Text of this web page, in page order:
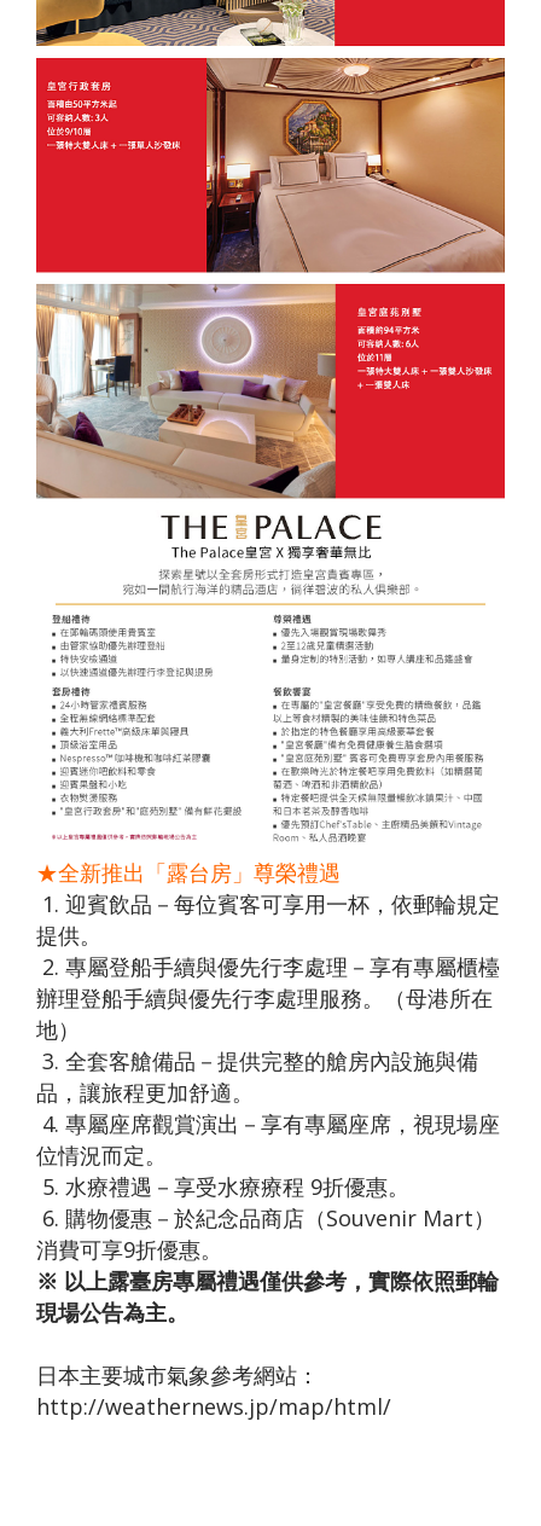
★全新推出「露台房」尊榮禮遇
1. 迎賓飲品－每位賓客可享用一杯，依郵輪規定
提供。
2. 專屬登船手續與優先行李處理－享有專屬櫃檯
辦理登船手續與優先行李處理服務。（母港所在
地）
3. 全套客艙備品－提供完整的艙房內設施與備
品，讓旅程更加舒適。
4. 專屬座席觀賞演出－享有專屬座席，視現場座
位情況而定。
5. 水療禮遇－享受水療療程 9折優惠。
6. 購物優惠－於紀念品商店（Souvenir Mart）
消費可享9折優惠。
※ 以上露臺房專屬禮遇僅供參考，實際依照郵輪
現場公告為主。
日本主要城市氣象參考網站：
http://weathernews.jp/map/html/